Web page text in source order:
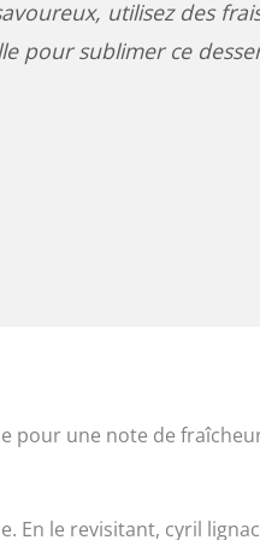
utilisez des
pour sublimer ce
pour une note de
En le revisitant, cyril